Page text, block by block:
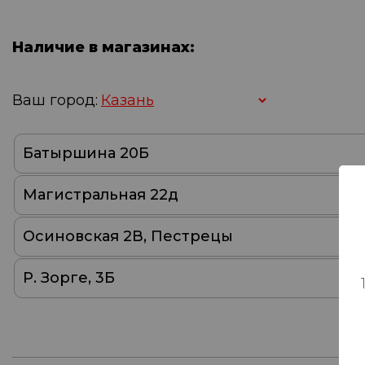
Наличие в магазинах:
Ваш город:
Батыршина 20Б
Магистральная 22д
Осиновская 2В, Пестрецы
Р. Зорге, 3Б